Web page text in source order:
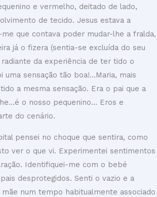
e vermelho, deitado de lado,
de tecido. Jesus estava a
que contava poder mudar-lhe a fralda,
já o fizera (sentia-se excluída do seu
da experiência de ter tido o
uma sensação tão boa!…Maria, mais
a mesma sensação. Era o pai que a
o nosso pequenino… Eros e
do cenário.
pensei no choque que sentira, como
ver o que vi. Experimentei sentimentos
Identifiquei-me com o bebé
desprotegidos. Senti o vazio e a
num tempo habitualmente associado